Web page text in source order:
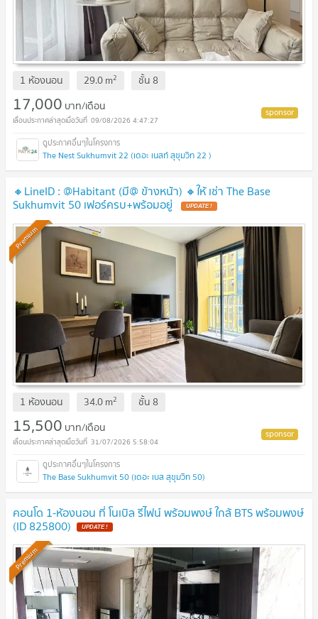
1 ห้องนอน 29.0m2 ชั้น 8
17,000 บาท/เดือน
09/08/2026 4:47:27
The Nest Sukhumvit 22 (เดอะ เนสท์ สุขุมวิท 22 )
🔸LineID : @Habitant (มี@ ข้างหน้า) 🔸ให้ เช่า The Base
Sukhumvit 50 เฟอร์ครบ+พร้อมอยู่
Premium
1 ห้องนอน 34.0m2 ชั้น 8
15,500 บาท/เดือน
31/07/2026 5:58:04
The Base Sukhumvit 50 (เดอะ เบส สุขุมวิท 50)
คอนโด 1-ห้องนอน ที่ โนเบิล รีไฟน์ พร้อมพงษ์ ใกล้ BTS พร้อมพงษ์
(ID 825800) UPDATE !
Premium